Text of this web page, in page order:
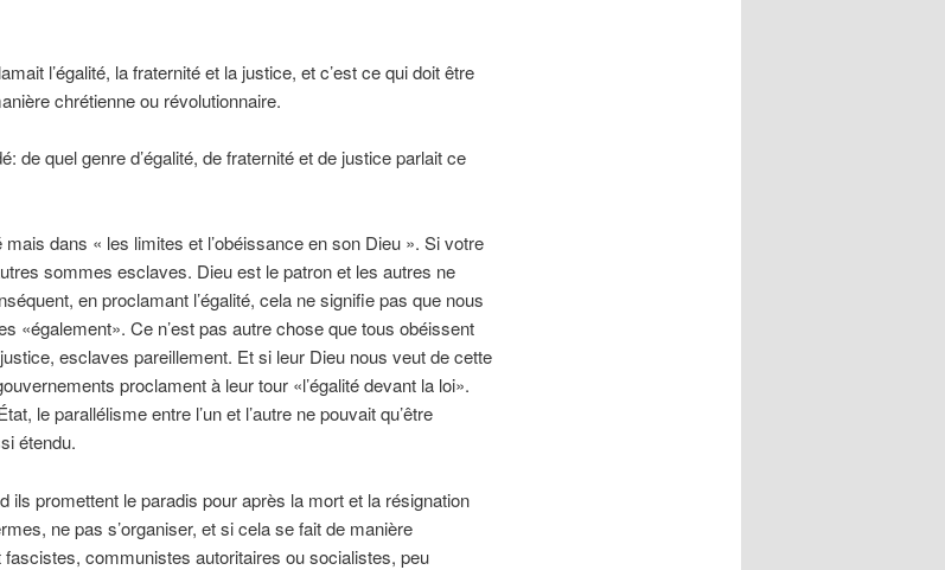
l’égalité, la fraternité et la justice, et c’est ce qui doit être
chrétienne ou révolutionnaire.
de quel genre d’égalité, de fraternité et de justice parlait ce
mais dans « les limites et l’obéissance en son Dieu ». Si votre
sommes esclaves. Dieu est le patron et les autres ne
en proclamant l’égalité, cela ne signifie pas que nous
«également». Ce n’est pas autre chose que tous obéissent
esclaves pareillement. Et si leur Dieu nous veut de cette
proclament à leur tour «l’égalité devant la loi».
le parallélisme entre l’un et l’autre ne pouvait qu’être
étendu.
ils promettent le paradis pour après la mort et la résignation
ne pas s’organiser, et si cela se fait de manière
fascistes, communistes autoritaires ou socialistes, peu